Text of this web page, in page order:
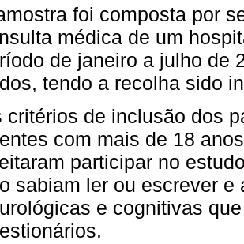
foi composta por
médica de um
de janeiro a julho de
tendo a recolha sido
critérios de inclusão dos
com mais de 18
participar no
sabiam ler ou escrever
e cognitivas